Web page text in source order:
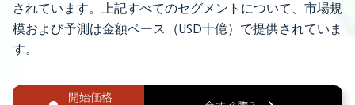
されています。上記すべてのセグメントについて、市場規
模および予測は金額ベース（USD十億）で提供されていま
す。